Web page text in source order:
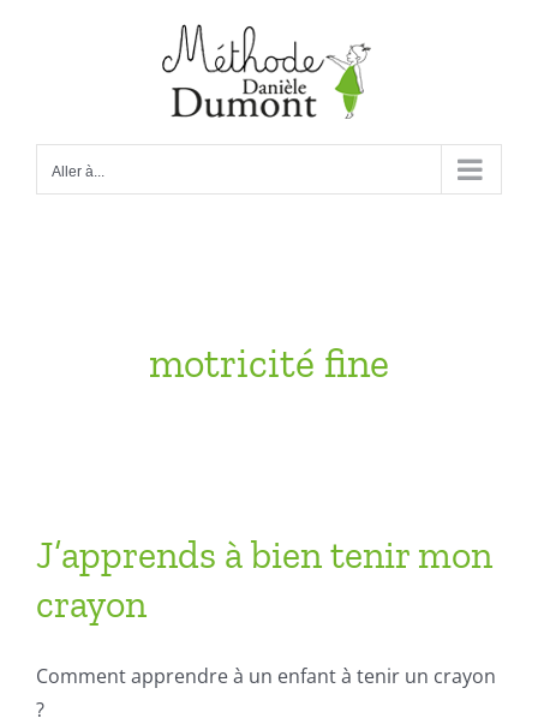
Aller à...
motricité fine
J’apprends à bien tenir mon
crayon
Comment apprendre à un enfant à tenir un crayon
?